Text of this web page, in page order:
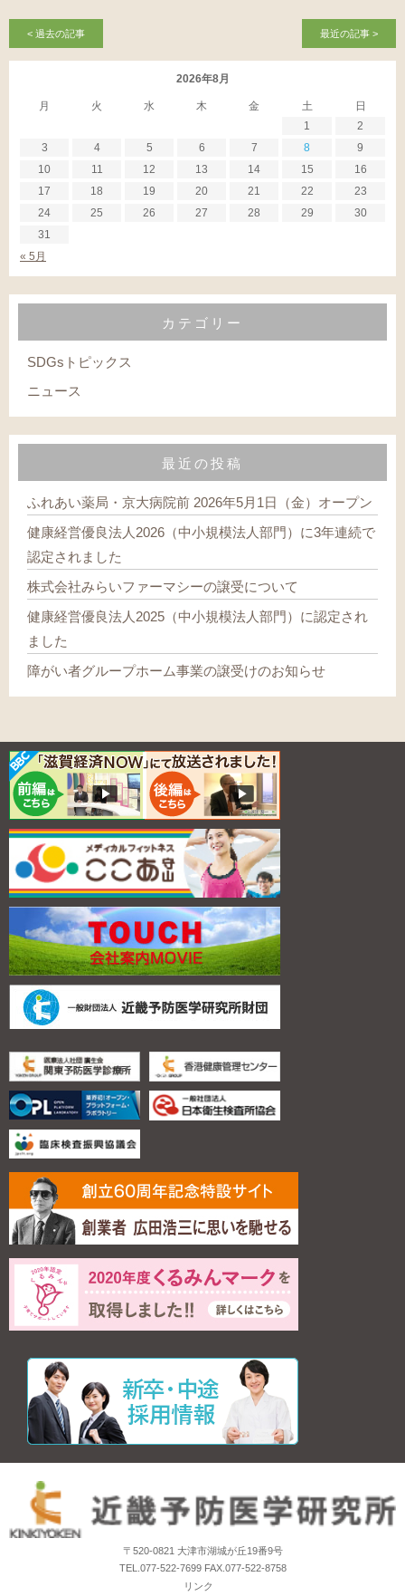
< 過去の記事 最近の記事 >
2026年8月
月 火 水 木 金 土 日
« 5月
1
2
3
4 5 6 7 8
9
10
11 12 13 14 15
16
17
18 19 20 21 22
23
24
25 26 27 28 29
30
31
カテゴリー
SDGsトピックス
ニュース
最近の投稿
ふれあい薬局・京大病院前 2026年5月1日（金）オープン
健康経営優良法人2026（中小規模法人部門）に3年連続で
認定されました
株式会社みらいファーマシーの譲受について
健康経営優良法人2025（中小規模法人部門）に認定され
ました
障がい者グループホーム事業の譲受けのお知らせ
〒520-0821 大津市湖城が丘19番9号
TEL.077-522-7699 FAX.077-522-8758
リンク